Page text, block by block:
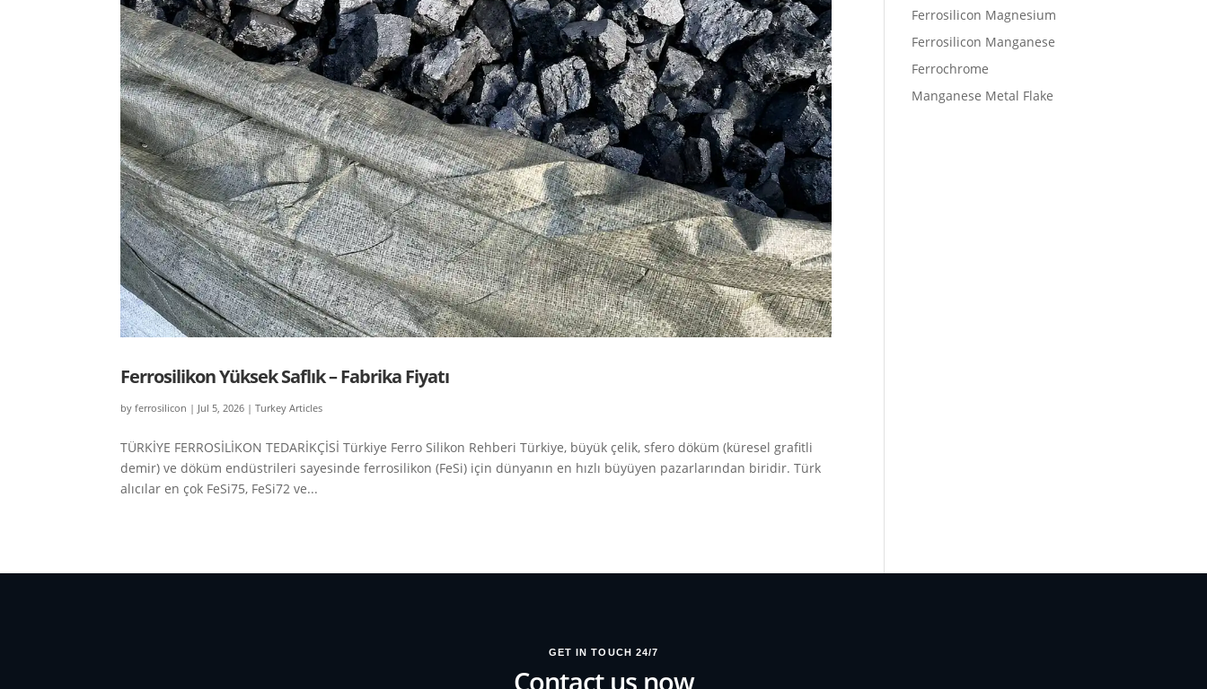
Ferrosilikon Yüksek Saflık – Fabrika Fiyatı
byferrosilicon | Jul 5, 2026 |Turkey Articles
TÜRKİYE FERROSİLİKON TEDARİKÇİSİ Türkiye Ferro Silikon Rehberi Türkiye, büyük çelik, sfero döküm (küresel grafitli
demir) ve döküm endüstrileri sayesinde ferrosilikon (FeSi) için dünyanın en hızlı büyüyen pazarlarından biridir. Türk
alıcılar en çok FeSi75, FeSi72 ve...
Ferrosilicon Magnesium
Ferrosilicon Manganese
Ferrochrome
Manganese Metal Flake
GET IN TOUCH 24/7
Contact us now